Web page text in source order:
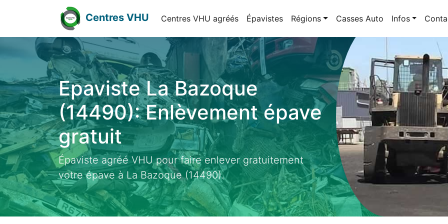
Centres VHU Centres VHU agréés Épavistes Régions Casses Auto Infos
Epaviste La Bazoque
(14490): Enlèvement épave
gratuit
Épaviste agréé VHU pour faire enlever gratuitement
votre épave à La Bazoque (14490).